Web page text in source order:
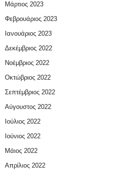
Μάρτιος 2023
Φεβρουάριος 2023
Ιανουάριος 2023
Δεκέμβριος 2022
Νοέμβριος 2022
Οκτώβριος 2022
Σεπτέμβριος 2022
Αύγουστος 2022
Ιούλιος 2022
Ιούνιος 2022
Μάιος 2022
Απρίλιος 2022